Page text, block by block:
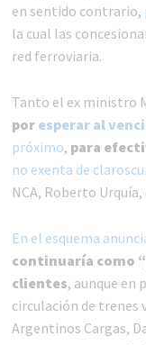
en sentido contrario,
la cual las
red ferroviaria.
Tanto el ex ministro
por esperar al
próximo, para
no exenta de
NCA, Roberto
En el esquema
continuaría como
clientes, aunque en
circulación de trenes
Argentinos Cargas,